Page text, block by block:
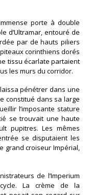
porte à double
d’Ultramar, entouré de
par de hauts piliers
corinthiens dorés
tissu écarlate partaient
les murs du corridor.
pénétrer dans une
constitué dans sa large
l’imposante stature
se trouvait une haute
pupitres. Les mêmes
se disputaient les
grand croiseur Impérial,
de l’Imperium
La crème de la